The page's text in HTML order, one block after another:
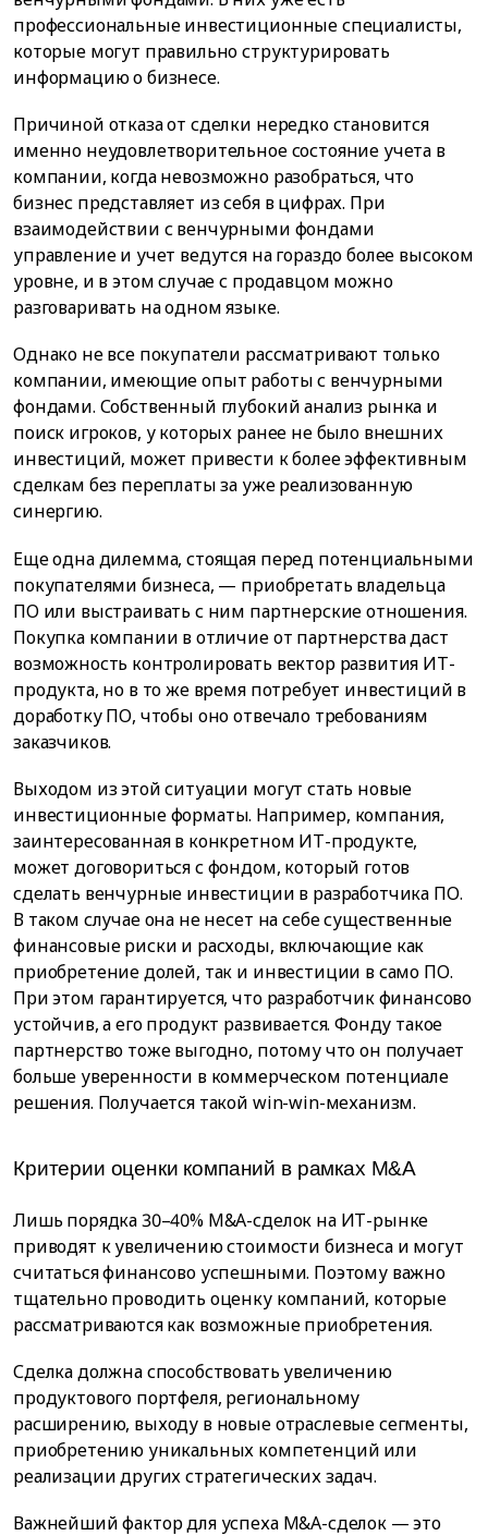
профессиональные инвестиционные специалисты,
которые могут правильно структурировать
информацию о бизнесе.
Причиной отказа от сделки нередко становится
именно неудовлетворительное состояние учета в
компании, когда невозможно разобраться, что
бизнес представляет из себя в цифрах. При
взаимодействии с венчурными фондами
управление и учет ведутся на гораздо более высоком
уровне, и в этом случае с продавцом можно
разговаривать на одном языке.
Однако не все покупатели рассматривают только
компании, имеющие опыт работы с венчурными
фондами. Собственный глубокий анализ рынка и
поиск игроков, у которых ранее не было внешних
инвестиций, может привести к более эффективным
сделкам без переплаты за уже реализованную
синергию.
Еще одна дилемма, стоящая перед потенциальными
покупателями бизнеса, — приобретать владельца
ПО или выстраивать с ним партнерские отношения.
Покупка компании в отличие от партнерства даст
возможность контролировать вектор развития ИТ-
продукта, но в то же время потребует инвестиций в
доработку ПО, чтобы оно отвечало требованиям
заказчиков.
Выходом из этой ситуации могут стать новые
инвестиционные форматы. Например, компания,
заинтересованная в конкретном ИТ-продукте,
может договориться с фондом, который готов
сделать венчурные инвестиции в разработчика ПО.
В таком случае она не несет на себе существенные
финансовые риски и расходы, включающие как
приобретение долей, так и инвестиции в само ПО.
При этом гарантируется, что разработчик финансово
устойчив, а его продукт развивается. Фонду такое
партнерство тоже выгодно, потому что он получает
больше уверенности в коммерческом потенциале
решения. Получается такой win-win-механизм.
Критерии оценки компаний в рамках M&A
Лишь порядка 30–40% M&A-сделок на ИТ-рынке
приводят к увеличению стоимости бизнеса и могут
считаться финансово успешными. Поэтому важно
тщательно проводить оценку компаний, которые
рассматриваются как возможные приобретения.
Сделка должна способствовать увеличению
продуктового портфеля, региональному
расширению, выходу в новые отраслевые сегменты,
приобретению уникальных компетенций или
реализации других стратегических задач.
Важнейший фактор для успеха M&A-сделок — это